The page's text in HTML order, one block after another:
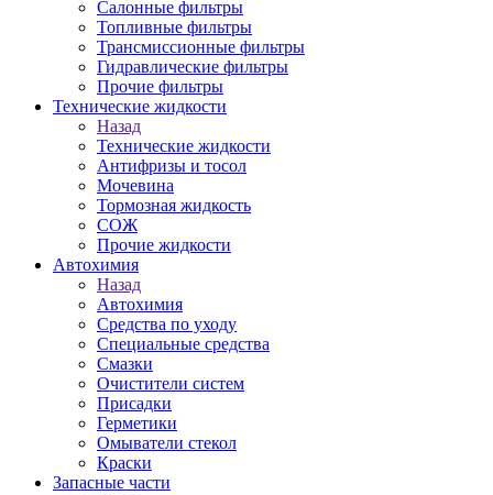
Салонные фильтры
Топливные фильтры
Трансмиссионные фильтры
Гидравлические фильтры
Прочие фильтры
Технические жидкости
Назад
Технические жидкости
Антифризы и тосол
Мочевина
Тормозная жидкость
СОЖ
Прочие жидкости
Автохимия
Назад
Автохимия
Средства по уходу
Специальные средства
Смазки
Очистители систем
Присадки
Герметики
Омыватели стекол
Краски
Запасные части